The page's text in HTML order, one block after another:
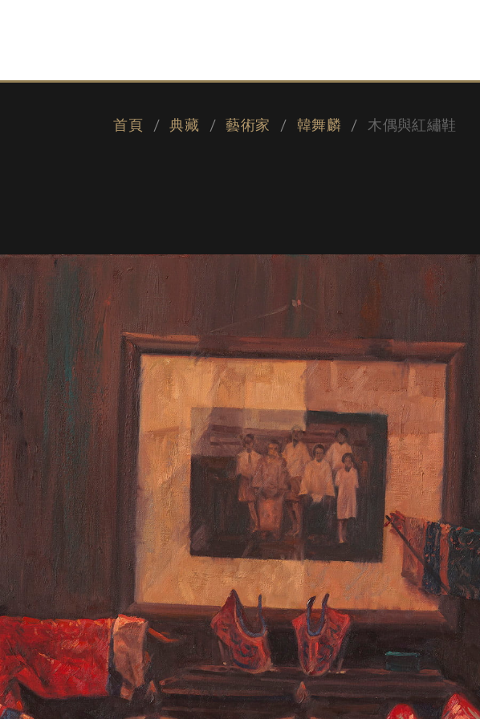
首頁 典藏 藝術家 韓舞麟 木偶與紅繡鞋